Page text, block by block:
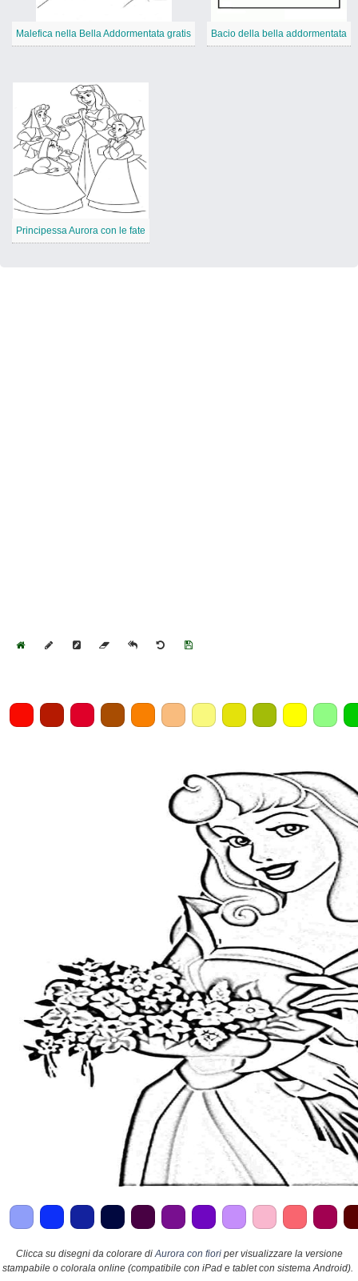
Malefica nella Bella Addormentata gratis Bacio della bella addormentata
Principessa Aurora con le fate
Clicca su disegni da colorare di Aurora con fioriper visualizzare la versione
stampabile o colorala online (compatibile con iPad e tablet con sistema Android).